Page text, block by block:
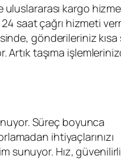
uluslararası kargo
saat çağrı hizmeti
gönderileriniz kısa
Artık taşıma
Süreç boyunca
ihtiyaçlarınızı
sunuyor. Hız,